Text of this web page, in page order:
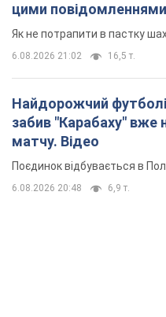
цими повідомленнями
Як не потрапити в пастку
6.08.2026 21:02 16,5 т.
Найдорожчий
забив "Карабаху" вже
матчу. Відео
Поєдинок відбувається в
6.08.2026 20:48 6,9 т.